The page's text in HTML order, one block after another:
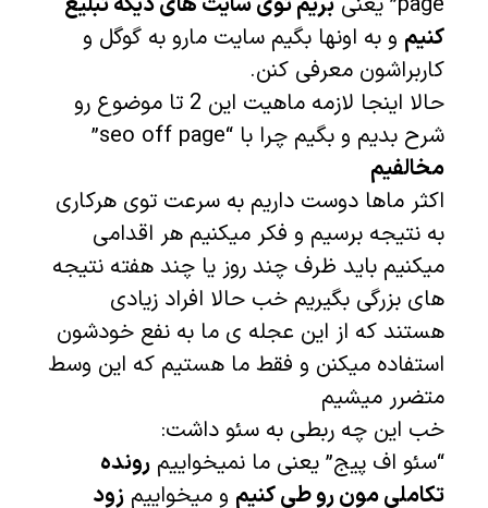
کنیمو به اونها بگیم سایت مارو به گوگل و
کاربراشون معرفی کنن.
حالا اینجا لازمه ماهیت این 2 تا موضوع رو
شرح بدیم و بگیم چرا با “seo off page”
مخالفیم
اکثر ماها دوست داریم به سرعت توی هرکاری
به نتیجه برسیم و فکر میکنیم هر اقدامی
میکنیم باید ظرف چند روز یا چند هفته نتیجه
های بزرگی بگیریم خب حالا افراد زیادی
هستند که از این عجله ی ما به نفع خودشون
استفاده میکنن و فقط ما هستیم که این وسط
متضرر میشیم
خب این چه ربطی به سئو داشت:
“سئو اف پیج” یعنی ما نمیخواییمرونده
تکاملی مون رو طی کنیمو میخواییمزود